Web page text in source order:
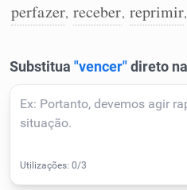
Detector de IA
Humanizador de IA
perfazer, receber, reprimir,